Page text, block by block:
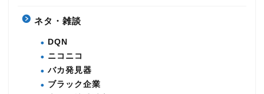
ネタ・雑談
DQN
ニコニコ
バカ発見器
ブラック企業